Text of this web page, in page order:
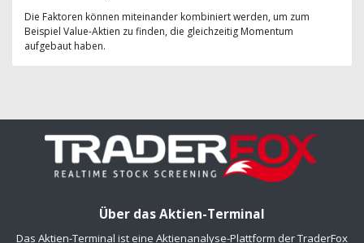
Die Faktoren können miteinander kombiniert werden, um zum
Beispiel Value-Aktien zu finden, die gleichzeitig Momentum
aufgebaut haben.
Über das Aktien-Terminal
Das Aktien-Terminal ist eine Aktienanalyse-Plattform der TraderFox